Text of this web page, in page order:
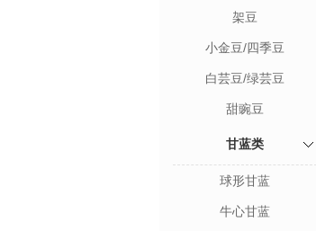
架豆
小金豆/四季豆
白芸豆/绿芸豆
甜豌豆
甘蓝类
球形甘蓝
牛心甘蓝